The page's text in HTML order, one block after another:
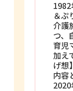
＆ぷ
介護
つ、
育児
加え
げ想
内容